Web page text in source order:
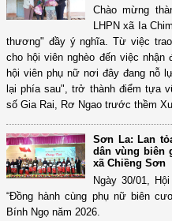
Chào mừng
LHPN xã Ia
thương" đầy ý nghĩa. Từ việc
cho hội viên nghèo đến việc
hội viên phụ nữ nơi đây đang nỗ
lại phía sau", trở thành điểm tựa
số Gia Rai, Rơ Ngao trước thềm
Sơn La: Lan
dân vùng biên
xã Chiềng Sơn
Ngày 30/01,
“Đồng hành cùng phụ nữ biên
Bính Ngọ năm 2026.